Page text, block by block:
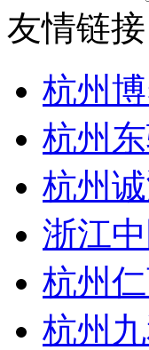
友情链接
杭州
杭州
杭州
浙江
杭州
杭州